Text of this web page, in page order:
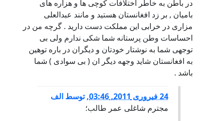
در باطن به خاطر اختلافات کوچی ها و هزاره های
بامیان , بر زد افغانستان هستید و مانند عبدالعلی
مزاری در خرابی این مملکت دست دارید . گرچه من در
احساسات وطن پرستانه شما شکی ندارم ولی بی
توجهی شما به نوشتار خودتان و دیگران در باره توهین
به افغانستان شاید وجهه دیگر ان ( بی سوادی ) شما
باشد .
24 فبروری 2011, 03:46 ,توسط الف
مجترم شاغلی عمر طالب؛